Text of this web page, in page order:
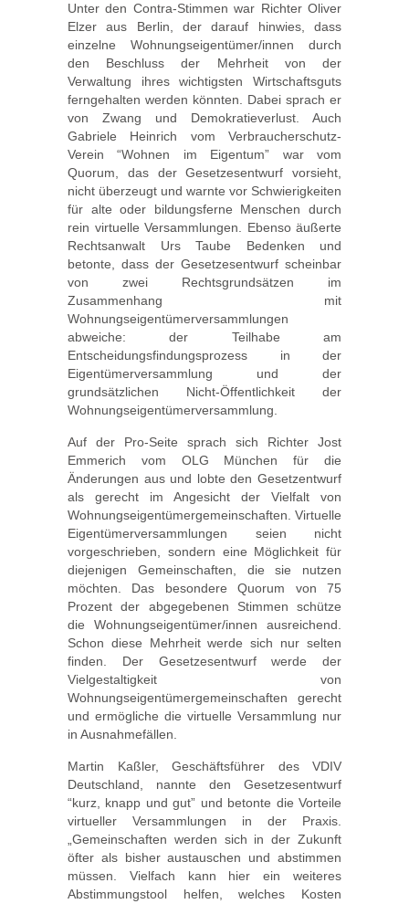
Unter den Contra-Stimmen war Richter Oliver
Elzer aus Berlin, der darauf hinwies, dass
einzelne Wohnungseigentümer/innen durch
den Beschluss der Mehrheit von der
Verwaltung ihres wichtigsten Wirtschaftsguts
ferngehalten werden könnten. Dabei sprach er
von Zwang und Demokratieverlust. Auch
Gabriele Heinrich vom Verbraucherschutz-
Verein “Wohnen im Eigentum” war vom
Quorum, das der Gesetzesentwurf vorsieht,
nicht überzeugt und warnte vor Schwierigkeiten
für alte oder bildungsferne Menschen durch
rein virtuelle Versammlungen. Ebenso äußerte
Rechtsanwalt Urs Taube Bedenken und
betonte, dass der Gesetzesentwurf scheinbar
von zwei Rechtsgrundsätzen im
Zusammenhang mit
Wohnungseigentümerversammlungen
abweiche: der Teilhabe am
Entscheidungsfindungsprozess in der
Eigentümerversammlung und der
grundsätzlichen Nicht-Öffentlichkeit der
Wohnungseigentümerversammlung.
Auf der Pro-Seite sprach sich Richter Jost
Emmerich vom OLG München für die
Änderungen aus und lobte den Gesetzentwurf
als gerecht im Angesicht der Vielfalt von
Wohnungseigentümergemeinschaften. Virtuelle
Eigentümerversammlungen seien nicht
vorgeschrieben, sondern eine Möglichkeit für
diejenigen Gemeinschaften, die sie nutzen
möchten. Das besondere Quorum von 75
Prozent der abgegebenen Stimmen schütze
die Wohnungseigentümer/innen ausreichend.
Schon diese Mehrheit werde sich nur selten
finden. Der Gesetzesentwurf werde der
Vielgestaltigkeit von
Wohnungseigentümergemeinschaften gerecht
und ermögliche die virtuelle Versammlung nur
in Ausnahmefällen.
Martin Kaßler, Geschäftsführer des VDIV
Deutschland, nannte den Gesetzesentwurf
“kurz, knapp und gut” und betonte die Vorteile
virtueller Versammlungen in der Praxis.
„Gemeinschaften werden sich in der Zukunft
öfter als bisher austauschen und abstimmen
müssen. Vielfach kann hier ein weiteres
Abstimmungstool helfen, welches Kosten